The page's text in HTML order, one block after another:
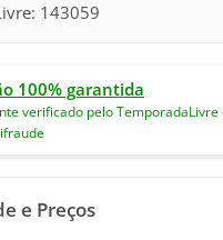
143059
100% garantida
verificado pelo TemporadaLivre
e Preços